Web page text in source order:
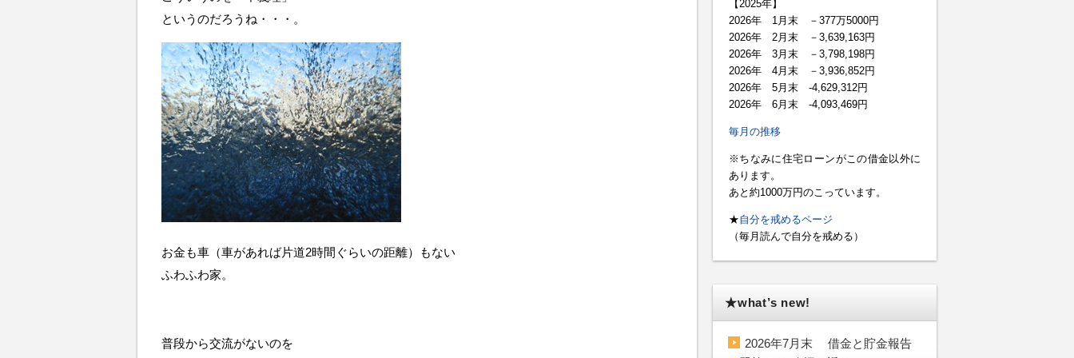
というのだろうね・・・。
お金も車（車があれば片道2時間ぐらいの距離）もない
ふわふわ家。
普段から交流がないのを
【2025年】
2026年 1月末 －377万5000円
2026年 2月末 －3,639,163円
2026年 3月末 －3,798,198円
2026年 4月末 －3,936,852円
2026年 5月末 -4,629,312円
2026年 6月末 -4,093,469円
毎月の推移
※ちなみに住宅ローンがこの借金以外に
あります。
あと約1000万円のこっています。
★自分を戒めるページ
（毎月読んで自分を戒める）
★what’s new!
2026年7月末 借金と貯金報告